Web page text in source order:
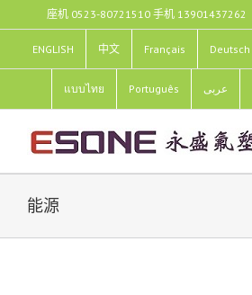
过
容
座机 0523-80721510 手机 13901437262
ENGLISH 中文 Français Deutsch
แบบไทย Português عربى
能源